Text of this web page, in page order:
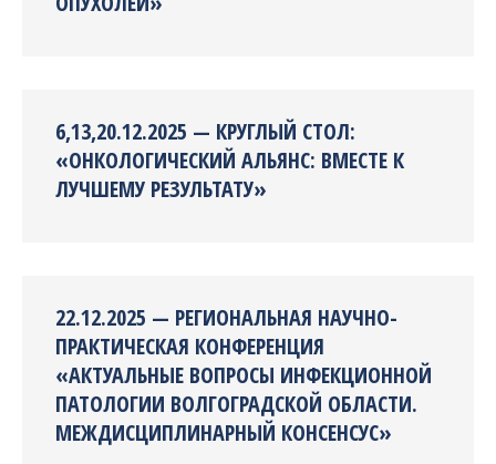
6,13,20.12.2025 — КРУГЛЫЙ СТОЛ:
«ОНКОЛОГИЧЕСКИЙ АЛЬЯНС: ВМЕСТЕ К
ЛУЧШЕМУ РЕЗУЛЬТАТУ»
22.12.2025 — РЕГИОНАЛЬНАЯ НАУЧНО-
ПРАКТИЧЕСКАЯ КОНФЕРЕНЦИЯ
«АКТУАЛЬНЫЕ ВОПРОСЫ ИНФЕКЦИОННОЙ
ПАТОЛОГИИ ВОЛГОГРАДСКОЙ ОБЛАСТИ.
МЕЖДИСЦИПЛИНАРНЫЙ КОНСЕНСУС»